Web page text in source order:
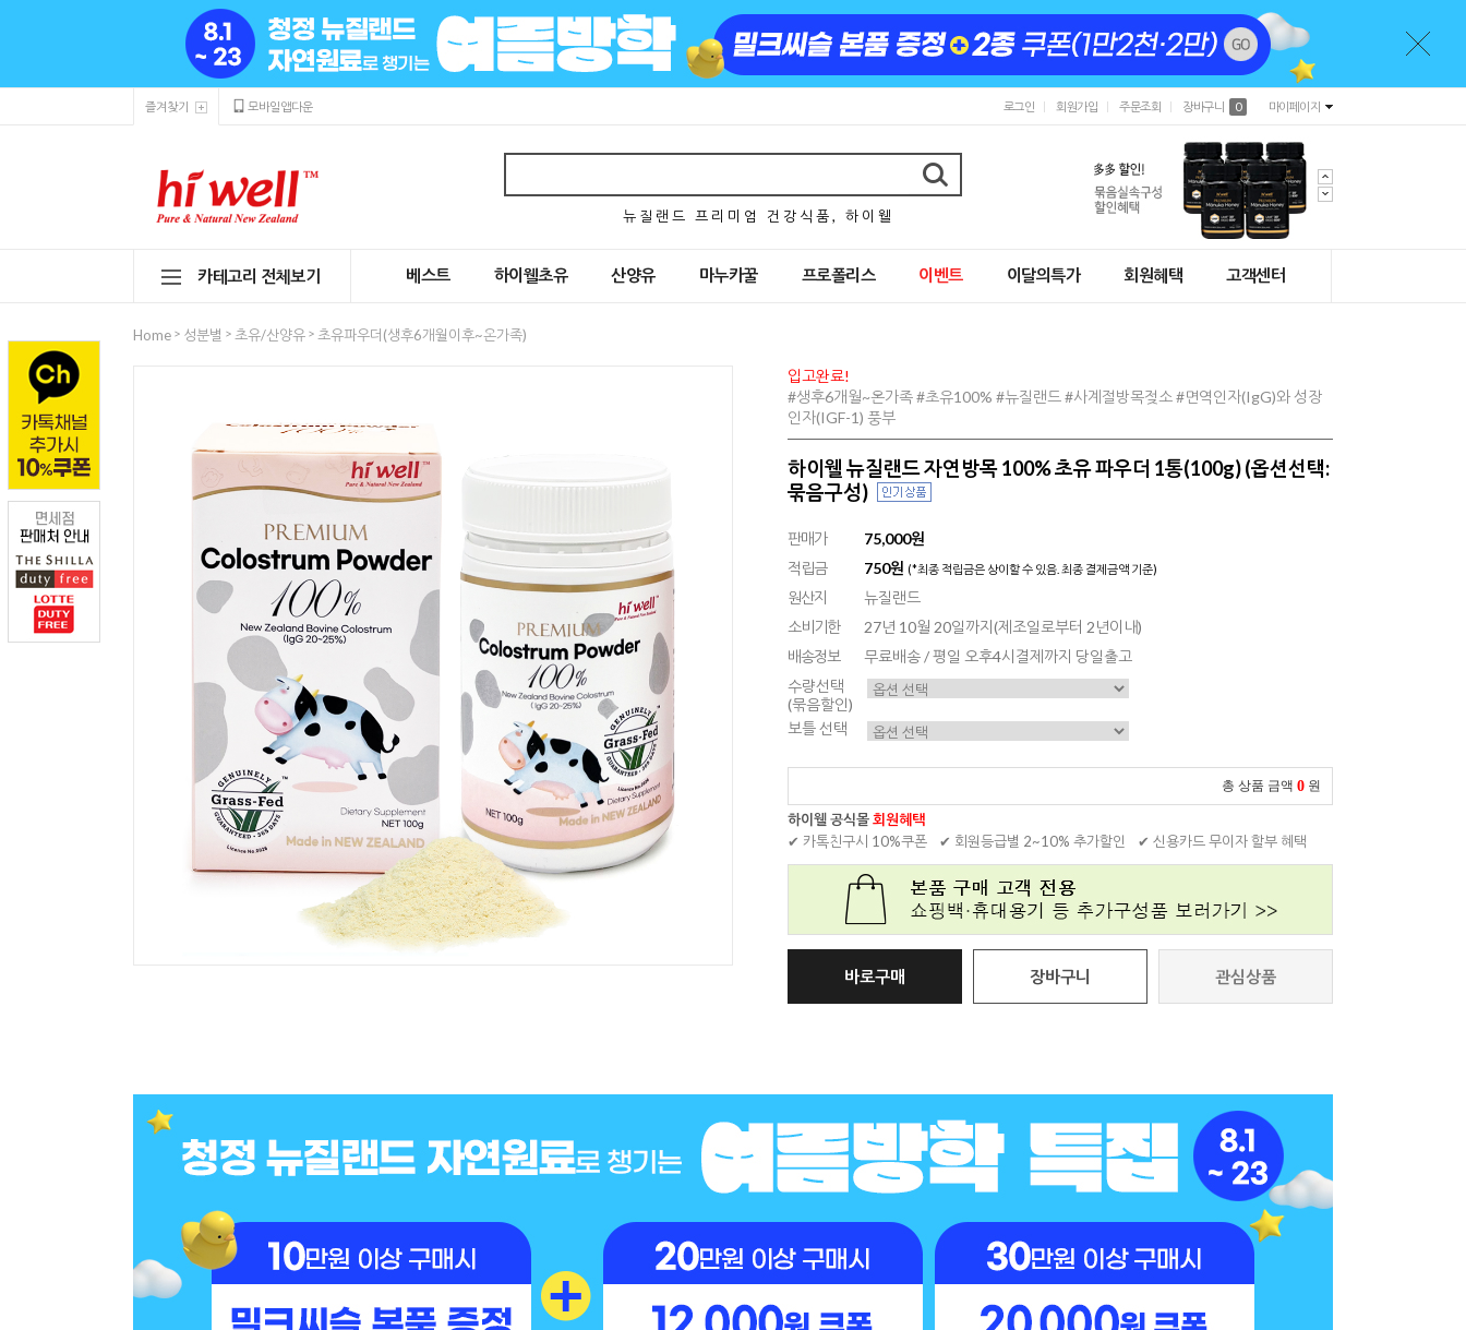
즐겨찾기 모바일앱다운 로그인 회원가입 주문조회 장바구니 0 마이페이지
뉴 질 랜 드 프 리 미 엄 건 강 식 품 , 하 이 웰
카테고리 전체보기 베스트 하이웰초유 산양유 마누카꿀 프로폴리스 이벤트 이달의특가 회원혜택 고객센터
Home > 성분별 > 초유/산양유 > 초유파우더(생후6개월이후~온가족)
입고완료!
#생후6개월~온가족 #초유100% #뉴질랜드 #사계절방목젖소 #면역인자(IgG)와 성장
인자(IGF-1) 풍부
하이웰 뉴질랜드 자연방목 100% 초유 파우더 1통(100g) (옵션선택:
묶음구성)
판매가
75,000원
적립금
750원 (*최종 적립금은 상이할 수 있음. 최종 결제금액 기준)
원산지
뉴질랜드
소비기한
27년 10월 20일까지(제조일로부터 2년이내)
배송정보
무료배송 / 평일 오후4시결제까지 당일출고
수량선택
(묶음할인)
보틀 선택
총 상품 금액 0 원
하이웰 공식몰회원혜택
✔ 카톡친구시 10%쿠폰
✔ 회원등급별 2~10% 추가할인 ✔ 신용카드 무이자 할부 혜택
바로구매 장바구니 관심상품